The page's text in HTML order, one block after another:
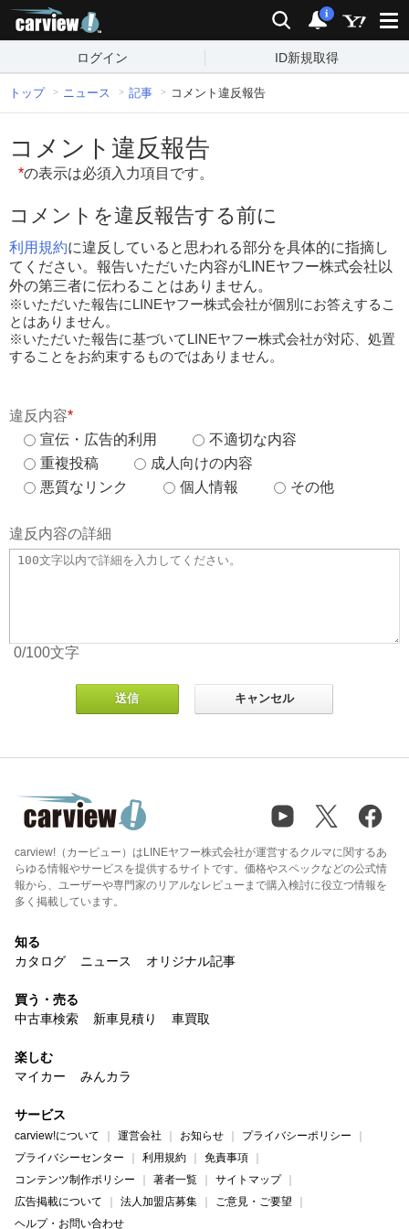
検索 通知
i
ログイン ID新規取得
トップ ニュース 記事 コメント違反報告
コメント違反報告
*の表示は必須入力項目です。
コメントを違反報告する前に
利用規約に違反していると思われる部分を具体的に指摘し
てください。報告いただいた内容がLINEヤフー株式会社以
外の第三者に伝わることはありません。
※いただいた報告にLINEヤフー株式会社が個別にお答えするこ
とはありません。
※いただいた報告に基づいてLINEヤフー株式会社が対応、処置
することをお約束するものではありません。
違反内容*
宣伝・広告的利用
不適切な内容
重複投稿
成人向けの内容
悪質なリンク
個人情報 その他
違反内容の詳細
0/100文字
carview!（カービュー）はLINEヤフー株式会社が運営するクルマに関するあ
らゆる情報やサービスを提供するサイトです。価格やスペックなどの公式情
報から、ユーザーや専門家のリアルなレビューまで購入検討に役立つ情報を
多く掲載しています。
知る
カタログ
ニュース オリジナル記事
買う・売る
中古車検索
新車見積り 車買取
楽しむ
マイカー
みんカラ
サービス
carview!について 運営会社 お知らせ
プライバシーポリシー
プライバシーセンター
利用規約
免責事項
コンテンツ制作ポリシー
著者一覧
サイトマップ
広告掲載について
法人加盟店募集
ご意見・ご要望
ヘルプ・お問い合わせ